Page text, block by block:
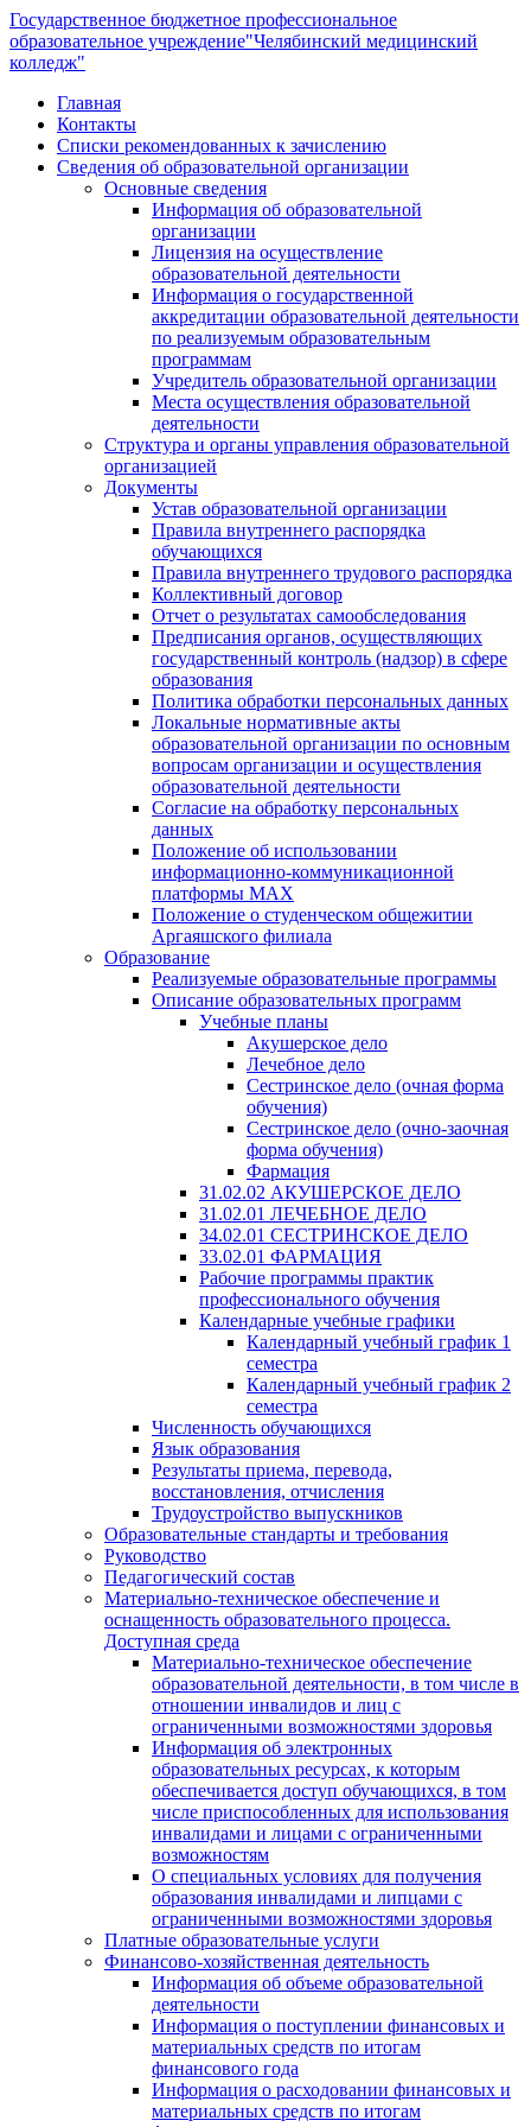
Государственное бюджетное профессиональное
образовательное учреждение"Челябинский медицинский
колледж"
Главная
Контакты
Списки рекомендованных к зачислению
Сведения об образовательной организации
Основные сведения
Информация об образовательной
организации
Лицензия на осуществление
образовательной деятельности
Информация о государственной
аккредитации образовательной деятельности
по реализуемым образовательным
программам
Учредитель образовательной организации
Места осуществления образовательной
деятельности
Структура и органы управления образовательной
организацией
Документы
Устав образовательной организации
Правила внутреннего распорядка
обучающихся
Правила внутреннего трудового распорядка
Коллективный договор
Отчет о результатах самообследования
Предписания органов, осуществляющих
государственный контроль (надзор) в сфере
образования
Политика обработки персональных данных
Локальные нормативные акты
образовательной организации по основным
вопросам организации и осуществления
образовательной деятельности
Согласие на обработку персональных
данных
Положение об использовании
информационно-коммуникационной
платформы MAX
Положение о студенческом общежитии
Аргаяшского филиала
Образование
Реализуемые образовательные программы
Описание образовательных программ
Учебные планы
Акушерское дело
Лечебное дело
Сестринское дело (очная форма
обучения)
Сестринское дело (очно-заочная
форма обучения)
Фармация
31.02.02 АКУШЕРСКОЕ ДЕЛО
31.02.01 ЛЕЧЕБНОЕ ДЕЛО
34.02.01 СЕСТРИНСКОЕ ДЕЛО
33.02.01 ФАРМАЦИЯ
Рабочие программы практик
профессионального обучения
Календарные учебные графики
Календарный учебный график 1
семестра
Календарный учебный график 2
семестра
Численность обучающихся
Язык образования
Результаты приема, перевода,
восстановления, отчисления
Трудоустройство выпускников
Образовательные стандарты и требования
Руководство
Педагогический состав
Материально-техническое обеспечение и
оснащенность образовательного процесса.
Доступная среда
Материально-техническое обеспечение
образовательной деятельности, в том числе в
отношении инвалидов и лиц с
ограниченными возможностями здоровья
Информация об электронных
образовательных ресурсах, к которым
обеспечивается доступ обучающихся, в том
числе приспособленных для использования
инвалидами и лицами с ограниченными
возможностям
О специальных условиях для получения
образования инвалидами и липцами с
ограниченными возможностями здоровья
Платные образовательные услуги
Финансово-хозяйственная деятельность
Информация об объеме образовательной
деятельности
Информация о поступлении финансовых и
материальных средств по итогам
финансового года
Информация о расходовании финансовых и
материальных средств по итогам